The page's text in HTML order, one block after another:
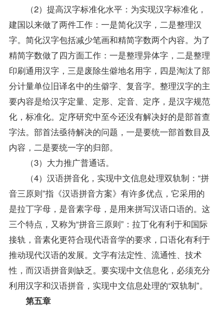
（2）提高汉字标准化水平：为实现汉字标准化，
建国以来做了两件工作：一是简化汉字，二是整理汉
字。简化汉字包括减少笔画和精简字数两个内容。为了
精简字数做了四方面工作：一是整理异体字，二是整理
印刷通用汉字，三是废除生僻地名用字，四是淘汰了部
分计量单位旧译名中的生僻字、复音字。整理汉字的主
要内容是给汉字定量、定形、定音、定序，是汉字规范
化，标准化。定序研究中至今还没有解决好的是部首查
字法。部首法亟待解决的问题，一是要统一部首数目及
内容，二是要统一字的归部。
（3）大力推广普通话。
（4）汉语拼音化，实现中文信息处理双轨制：“拼
音三原则”指《汉语拼音方案》有许多优点，它采用的
是拉丁字母，是音素字母，是用来拼写汉语口语的。这
三个特点，又称为“拼音三原则”：拉丁化有利于和国际
接轨，音素化更符合现代语音学的要求，口语化有利于
推动现代汉语的发展。文字有法定性、流通性、技术
性，而汉语拼音则缺乏。要实现中文信息化，必须充分
利用汉字和汉语拼音，实现中文信息处理的“双轨制”。
第五章